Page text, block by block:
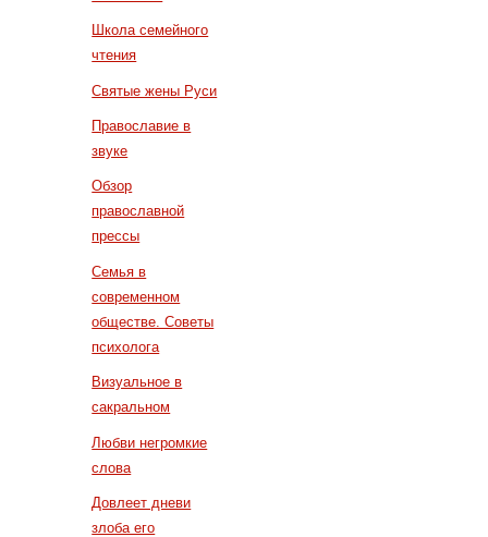
Школа семейного
чтения
Святые жены Руси
Православие в
звуке
Обзор
православной
прессы
Семья в
современном
обществе. Советы
психолога
Визуальное в
сакральном
Любви негромкие
слова
Довлеет дневи
злоба его